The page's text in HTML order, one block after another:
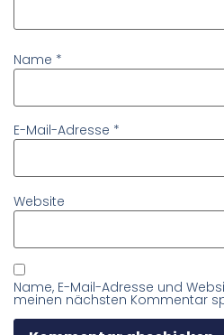
Name *
E-Mail-Adresse *
Website
Name, E-Mail-Adresse und
meinen nächsten Kommentar